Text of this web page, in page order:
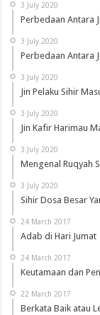
3 July 2020
Perbedaan Antara
3 July 2020
Perbedaan Antara
3 July 2020
Jin Pelaku Sihir
3 July 2020
Jin Kafir Harimau
3 July 2020
Mengenal Ruqyah
3 July 2020
Sihir Dosa Besar
24 March 2017
Adab di Hari Jumat
24 March 2017
Keutamaan dan
22 March 2017
Berkata Baik atau